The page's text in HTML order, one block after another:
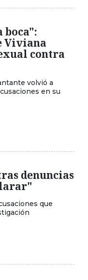
boca":
Viviana
contra
volvió a
en su
denuncias
que